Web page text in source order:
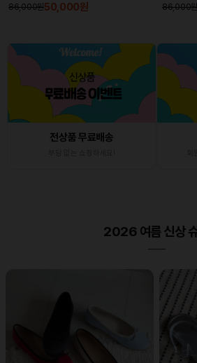
86,000원50,000원 86,000원
전상품 무료배송
2026 여름 신상